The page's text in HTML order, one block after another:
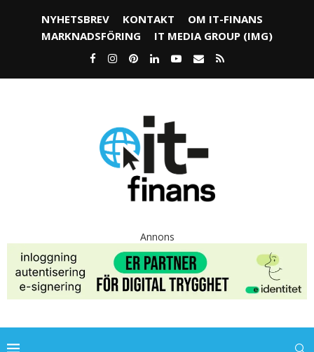
NYHETSBREV KONTAKT
OM IT-FINANS
MARKNADSFÖRING
IT MEDIA GROUP (IMG)
Annons